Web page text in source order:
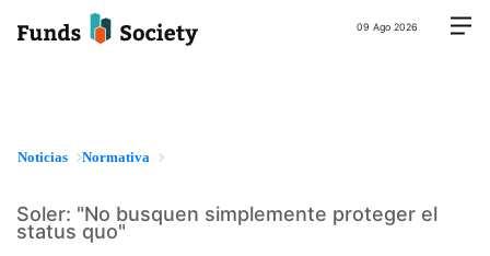
09 Ago 2026
Noticias Normativa
Soler: "No busquen simplemente proteger el
status quo"